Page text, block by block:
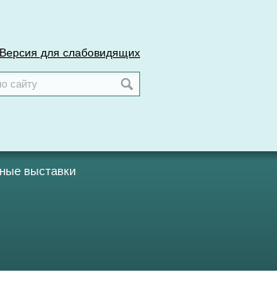
Версия для слабовидящих
выставки